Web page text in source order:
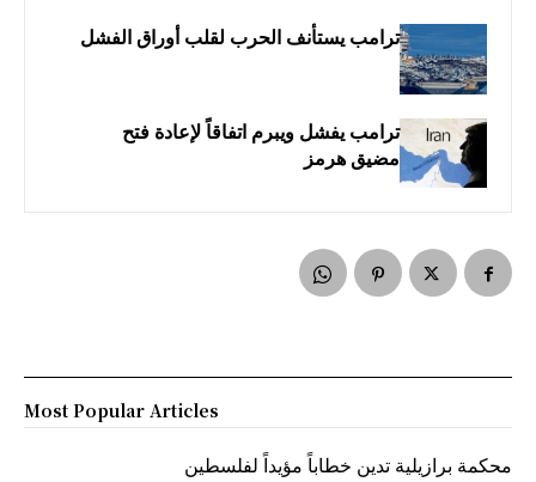
ترامب يستأنف الحرب لقلب أوراق الفشل
ترامب يفشل ويبرم اتفاقاً لإعادة فتح
مضيق هرمز
Most Popular Articles
محكمة برازيلية تدين خطاباً مؤيداً لفلسطين